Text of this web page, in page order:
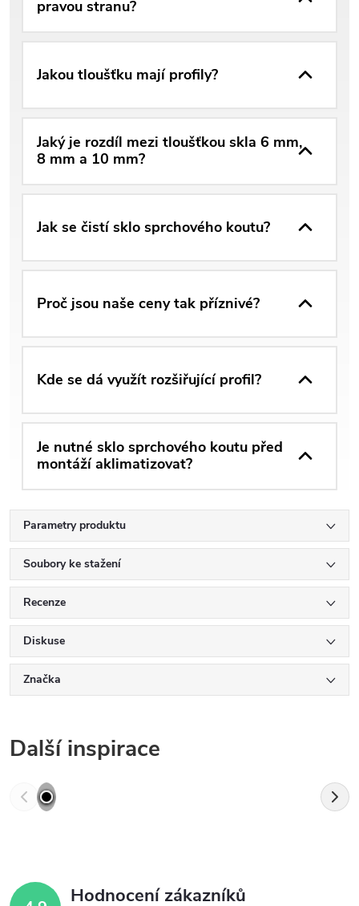
pravou stranu?
Jakou tloušťku mají profily?
Jaký je rozdíl mezi tloušťkou skla 6 mm,
8 mm a 10 mm?
Jak se čistí sklo sprchového koutu?
Proč jsou naše ceny tak příznivé?
Kde se dá využít rozšiřující profil?
Je nutné sklo sprchového koutu před
montáží aklimatizovat?
Parametry produktu
Soubory ke stažení
Recenze
Diskuse
Značka
Další inspirace
Hodnocení zákazníků